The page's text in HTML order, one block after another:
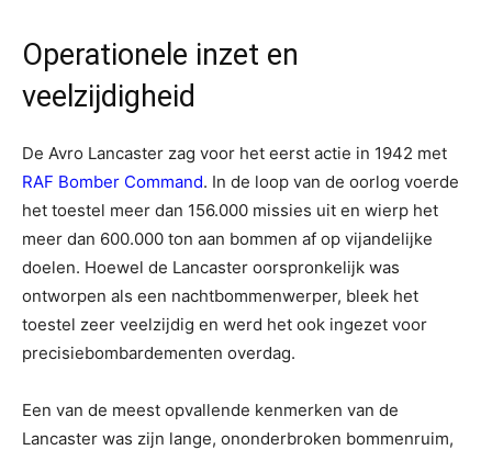
Operationele inzet en
veelzijdigheid
De Avro Lancaster zag voor het eerst actie in 1942 met
RAF Bomber Command. In de loop van de oorlog voerde
het toestel meer dan 156.000 missies uit en wierp het
meer dan 600.000 ton aan bommen af op vijandelijke
doelen. Hoewel de Lancaster oorspronkelijk was
ontworpen als een nachtbommenwerper, bleek het
toestel zeer veelzijdig en werd het ook ingezet voor
precisiebombardementen overdag.
Een van de meest opvallende kenmerken van de
Lancaster was zijn lange, ononderbroken bommenruim,